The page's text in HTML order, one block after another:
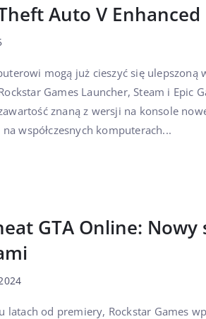
Auto V Enhanced
mogą już cieszyć się ulepszoną
Games Launcher, Steam i Epic
znaną z wersji na konsole
na współczesnych komputerach...
GTA Online:
latach od premiery, Rockstar Games